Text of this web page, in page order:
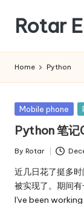
content
Rotar
Home Python
Posted
Mobile phone
Python 笔
Posted
by
By Rotar
近几日花了挺多
被实现了。期间
I've been